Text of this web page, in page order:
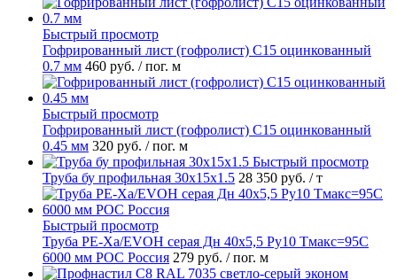
Быстрый просмотр
Гофрированный лист (гофролист) С15 оцинкованный
0.7 мм 460 руб. / пог. м
Быстрый просмотр
Гофрированный лист (гофролист) С15 оцинкованный
0.45 мм 320 руб. / пог. м
Быстрый просмотр
Труба бу профильная 30х15х1.5 28 350 руб. / т
Быстрый просмотр
Труба PE-Xa/EVOH серая Дн 40х5,5 Ру10 Тмакс=95C
6000 мм РОС Россия 279 руб. / пог. м